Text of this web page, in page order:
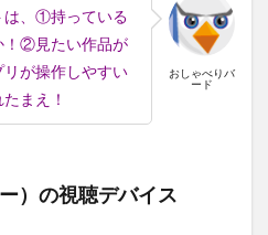
おしゃべりバ
ード
は、①持っている
！②見たい作品が
が操作しやすい
まえ！
）の視聴デバイス